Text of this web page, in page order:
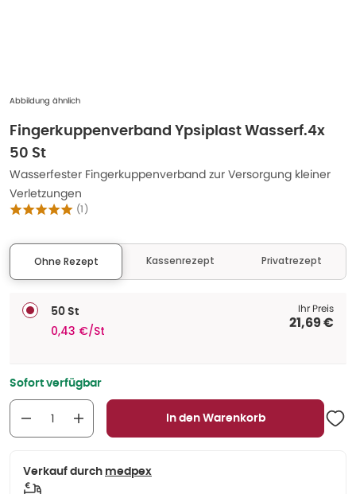
Abbildung ähnlich
Fingerkuppenverband Ypsiplast Wasserf.4x
50 St
Wasserfester Fingerkuppenverband zur Versorgung kleiner
Verletzungen
(1)
Ohne Rezept Kassenrezept Privatrezept
50 St
0,43 €/St
Ihr Preis
21,69 €
Sofort verfügbar
In den Warenkorb
Verkauf durch medpex